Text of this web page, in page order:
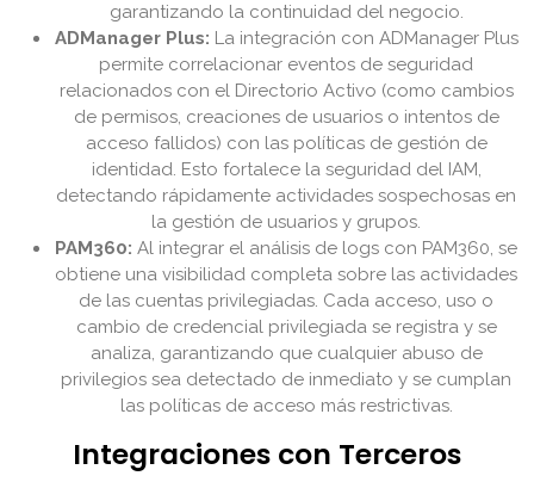
garantizando la continuidad del negocio.
ADManager Plus: La integración con ADManager Plus
permite correlacionar eventos de seguridad
relacionados con el Directorio Activo (como cambios
de permisos, creaciones de usuarios o intentos de
acceso fallidos) con las políticas de gestión de
identidad. Esto fortalece la seguridad del IAM,
detectando rápidamente actividades sospechosas en
la gestión de usuarios y grupos.
PAM360: Al integrar el análisis de logs con PAM360, se
obtiene una visibilidad completa sobre las actividades
de las cuentas privilegiadas. Cada acceso, uso o
cambio de credencial privilegiada se registra y se
analiza, garantizando que cualquier abuso de
privilegios sea detectado de inmediato y se cumplan
las políticas de acceso más restrictivas.
Integraciones con Terceros